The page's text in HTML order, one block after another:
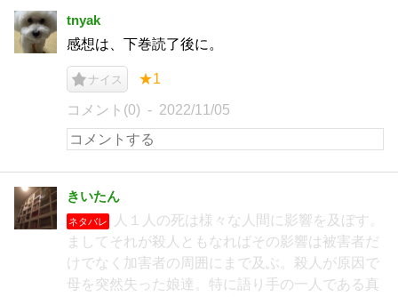
tnyak
感想は、下巻読了後に。
ナイス ★1
コメント(0) 2022/11/05
きいたん
ネタバレ
人１人の死は様々な人間に影響を及ぼす。
ましてそれが殺人ともなればその影響は被害者だ
けでなく加害者の周囲にまで及ぶ。殺人が原因で
母を突然失った娘達。特に語り手の一人である真